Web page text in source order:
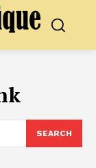
SEARCH